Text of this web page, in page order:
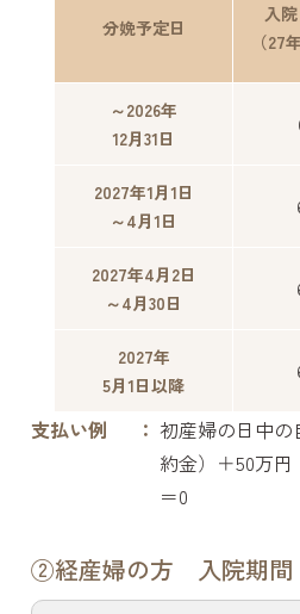
分娩予定日
入
（27
～2026年
12月31日
2027年1月1日
～4月1日
2027年4月2日
～4月30日
2027年
5月1日以降
支払い例
初産婦の日中
約金）＋50万
＝0
②経産婦の方 入院期間